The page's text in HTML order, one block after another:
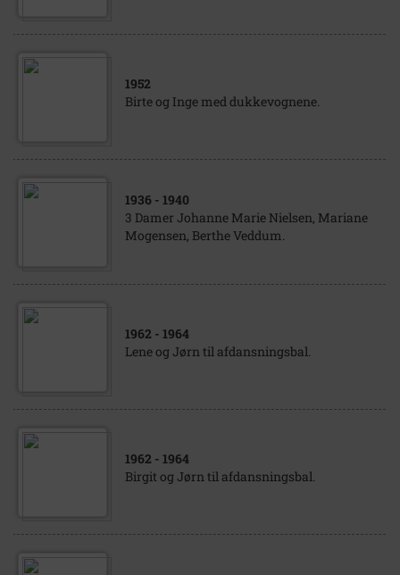
1952
Birte og Inge med dukkevognene.
1936 - 1940
3 Damer Johanne Marie Nielsen, Mariane
Mogensen, Berthe Veddum.
1962 - 1964
Lene og Jørn til afdansningsbal.
1962 - 1964
Birgit og Jørn til afdansningsbal.